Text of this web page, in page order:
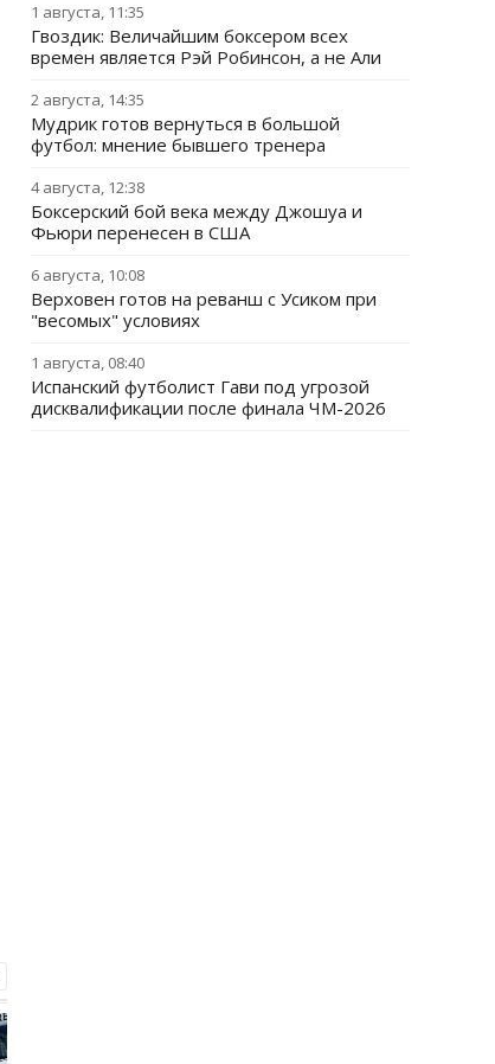
1 августа, 11:35
Гвоздик: Величайшим боксером всех
времен является Рэй Робинсон, а не Али
2 августа, 14:35
Мудрик готов вернуться в большой
футбол: мнение бывшего тренера
4 августа, 12:38
Боксерский бой века между Джошуа и
Фьюри перенесен в США
6 августа, 10:08
Верховен готов на реванш с Усиком при
"весомых" условиях
1 августа, 08:40
Испанский футболист Гави под угрозой
дисквалификации после финала ЧМ-2026